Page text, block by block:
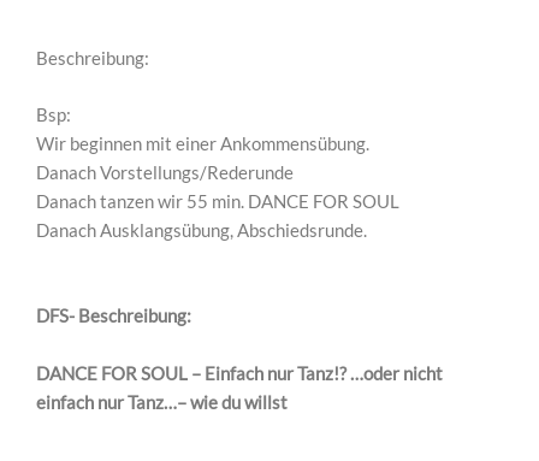
Beschreibung:
Bsp:
Wir beginnen mit einer Ankommensübung.
Danach Vorstellungs/Rederunde
Danach tanzen wir 55 min. DANCE FOR SOUL
Danach Ausklangsübung, Abschiedsrunde.
DFS- Beschreibung:
DANCE FOR SOUL – Einfach nur Tanz!? …oder nicht
einfach nur Tanz…– wie du willst